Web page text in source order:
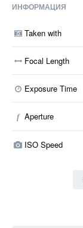
ИНФОРМАЦИЯ
Taken with
Focal Length
Exposure Time
f Aperture
ISO Speed